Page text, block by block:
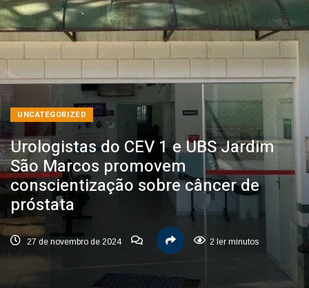
UNCATEGORIZED
Urologistas do CEV 1 e UBS Jardim
São Marcos promovem
conscientização sobre câncer de
próstata
27 de novembro de 2024 2 ler minutos